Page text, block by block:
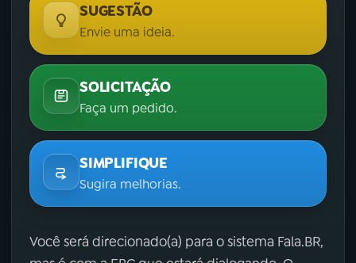
SUGESTÃO
Envie uma ideia.
SOLICITAÇÃO
Faça um pedido.
SIMPLIFIQUE
Sugira melhorias.
Você será direcionado(a) para o sistema Fala.BR,